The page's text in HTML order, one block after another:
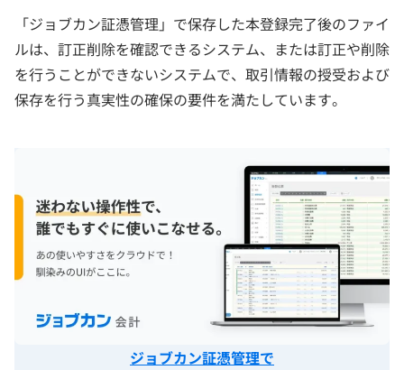
「ジョブカン証憑管理」で保存した本登録完了後のファイ
ルは、訂正削除を確認できるシステム、または訂正や削除
を行うことができないシステムで、取引情報の授受および
保存を行う真実性の確保の要件を満たしています。
ジョブカン証憑管理で